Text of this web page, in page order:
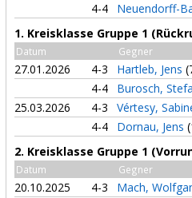
4-4
Neuendorff-
1. Kreisklasse Gruppe 1
Datum Gegner
27.01.2026 4-3 Hartleb, Jens
4-4
Burosch,
25.03.2026
4-3
Vértesy,
4-4
Dornau, Jens
2. Kreisklasse Gruppe 1
Datum Gegner
20.10.2025 4-3
Mach,